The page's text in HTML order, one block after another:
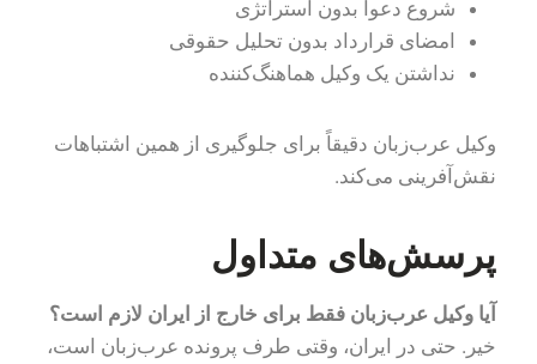
شروع دعوا بدون استراتژی
امضای قرارداد بدون تحلیل حقوقی
نداشتن یک وکیل هماهنگ‌کننده
وکیل عرب‌زبان دقیقاً برای جلوگیری از همین اشتباهات
نقش‌آفرینی می‌کند.
پرسش‌های متداول
آیا وکیل عرب‌زبان فقط برای خارج از ایران لازم است؟
خیر. حتی در ایران، وقتی طرف پرونده عرب‌زبان است،